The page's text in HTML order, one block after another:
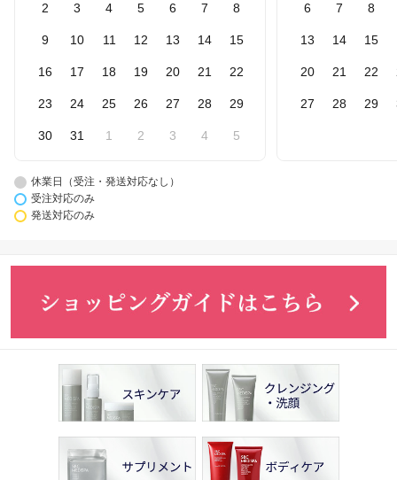
2 3 4 5 6 7 8
9 10 11 12 13 14 15
16 17 18 19 20 21 22
23 24 25 26 27 28 29
30 31 1 2 3 4 5
6 7 8
13 14 15
20 21 22
27 28 29
休業日（受注・発送対応なし）
受注対応のみ
発送対応のみ